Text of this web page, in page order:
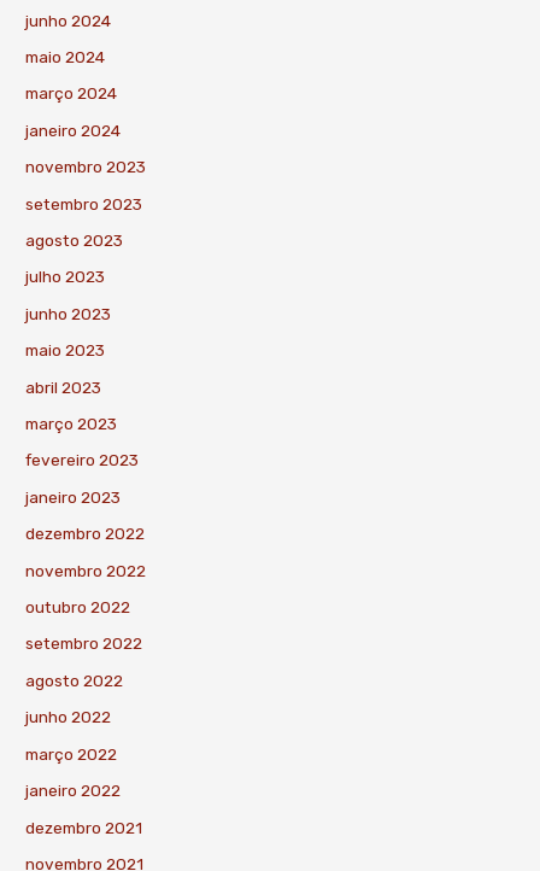
junho 2024
maio 2024
março 2024
janeiro 2024
novembro 2023
setembro 2023
agosto 2023
julho 2023
junho 2023
maio 2023
abril 2023
março 2023
fevereiro 2023
janeiro 2023
dezembro 2022
novembro 2022
outubro 2022
setembro 2022
agosto 2022
junho 2022
março 2022
janeiro 2022
dezembro 2021
novembro 2021